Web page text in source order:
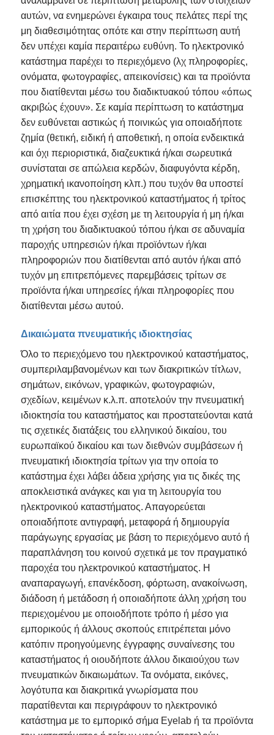
αυτών, να ενημερώνει έγκαιρα τους πελάτες περί της
μη διαθεσιμότητας οπότε και στην περίπτωση αυτή
δεν υπέχει καμία περαιτέρω ευθύνη. Το ηλεκτρονικό
κατάστημα παρέχει το περιεχόμενο (λχ πληροφορίες,
ονόματα, φωτογραφίες, απεικονίσεις) και τα προϊόντα
που διατίθενται μέσω του διαδικτυακού τόπου «όπως
ακριβώς έχουν». Σε καμία περίπτωση το κατάστημα
δεν ευθύνεται αστικώς ή ποινικώς για οποιαδήποτε
ζημία (θετική, ειδική ή αποθετική, η οποία ενδεικτικά
και όχι περιοριστικά, διαζευκτικά ή/και σωρευτικά
συνίσταται σε απώλεια κερδών, διαφυγόντα κέρδη,
χρηματική ικανοποίηση κλπ.) που τυχόν θα υποστεί
επισκέπτης του ηλεκτρονικού καταστήματος ή τρίτος
από αιτία που έχει σχέση με τη λειτουργία ή μη ή/και
τη χρήση του διαδικτυακού τόπου ή/και σε αδυναμία
παροχής υπηρεσιών ή/και προϊόντων ή/και
πληροφοριών που διατίθενται από αυτόν ή/και από
τυχόν μη επιτρεπόμενες παρεμβάσεις τρίτων σε
προϊόντα ή/και υπηρεσίες ή/και πληροφορίες που
διατίθενται μέσω αυτού.
Δικαιώματα πνευματικής ιδιοκτησίας
Όλο το περιεχόμενο του ηλεκτρονικού καταστήματος,
συμπεριλαμβανομένων και των διακριτικών τίτλων,
σημάτων, εικόνων, γραφικών, φωτογραφιών,
σχεδίων, κειμένων κ.λ.π. αποτελούν την πνευματική
ιδιοκτησία του καταστήματος και προστατεύονται κατά
τις σχετικές διατάξεις του ελληνικού δικαίου, του
ευρωπαϊκού δικαίου και των διεθνών συμβάσεων ή
πνευματική ιδιοκτησία τρίτων για την οποία το
κατάστημα έχει λάβει άδεια χρήσης για τις δικές της
αποκλειστικά ανάγκες και για τη λειτουργία του
ηλεκτρονικού καταστήματος. Απαγορεύεται
οποιαδήποτε αντιγραφή, μεταφορά ή δημιουργία
παράγωγης εργασίας με βάση το περιεχόμενο αυτό ή
παραπλάνηση του κοινού σχετικά με τον πραγματικό
παροχέα του ηλεκτρονικού καταστήματος. Η
αναπαραγωγή, επανέκδοση, φόρτωση, ανακοίνωση,
διάδοση ή μετάδοση ή οποιαδήποτε άλλη χρήση του
περιεχομένου με οποιοδήποτε τρόπο ή μέσο για
εμπορικούς ή άλλους σκοπούς επιτρέπεται μόνο
κατόπιν προηγούμενης έγγραφης συναίνεσης του
καταστήματος ή οιουδήποτε άλλου δικαιούχου των
πνευματικών δικαιωμάτων. Τα ονόματα, εικόνες,
λογότυπα και διακριτικά γνωρίσματα που
παρατίθενται και περιγράφουν το ηλεκτρονικό
κατάστημα με το εμπορικό σήμα Eyelab ή τα προϊόντα